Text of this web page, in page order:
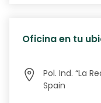
Oficina en tu
Pol. Ind. “La